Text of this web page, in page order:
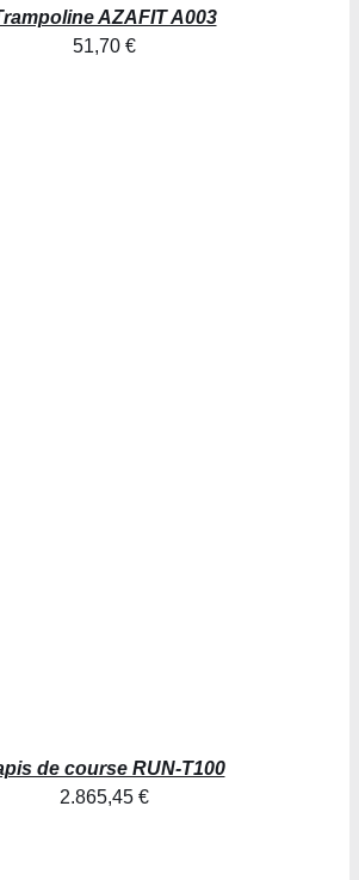
AZAFIT A003
51,70 €
de course RUN-T100
2.865,45 €